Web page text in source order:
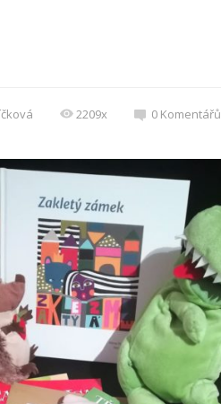
2209x 0 Komentářů